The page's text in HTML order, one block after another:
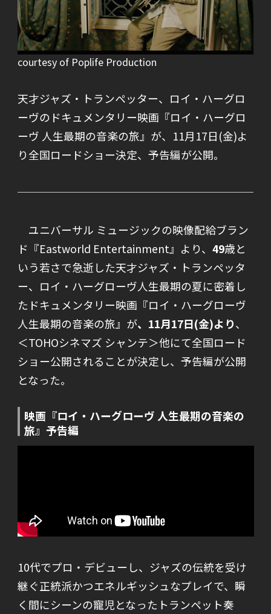
courtesy of Poplife Production
天才ジャズ・トランペッター、ロイ・ハーグロ
ーヴのドキュメンタリー映画『ロイ・ハーグロ
ーヴ 人生最期の音楽の旅』が、11月17日(金)よ
り全国ロードショー決定、予告編が公開。
ユニバーサル ミュージックの映像配給ブラン
ド『Eastworld Entertainment』より、 49歳と
いう若さで急逝した天才ジャズ・トランペッタ
ー、ロイ・ハーグローヴ人生最期の夏に密着し
たドキュメンタリー映画『ロイ・ハーグローヴ
人生最期の音楽の旅』が、11月17日(金)より、
＜TOHOシネマズ シャンテ＞他にて全国ロード
ショー公開されることが決定し、予告編が公開
となった。
映画『ロイ・ハーグローヴ 人生最期の音楽の
旅』予告編
10代でプロ・デビューし、ジャズの伝統を受け
継ぐ正統派かつエネルギッシュなプレイで、瞬
く間にシーンの寵児となったトランペット奏